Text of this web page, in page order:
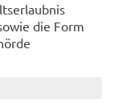
die Form